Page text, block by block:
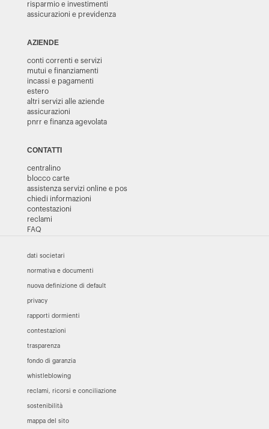
risparmio e investimenti
assicurazioni e previdenza
AZIENDE
conti correnti e servizi
mutui e finanziamenti
incassi e pagamenti
estero
altri servizi alle aziende
assicurazioni
pnrr e finanza agevolata
CONTATTI
centralino
blocco carte
assistenza servizi online e pos
chiedi informazioni
contestazioni
reclami
FAQ
dati societari
normativa e documenti
nuova definizione di default
privacy
rapporti dormienti
contestazioni
trasparenza
fondo di garanzia
whistleblowing
reclami, ricorsi e conciliazione
sostenibilità
mappa del sito